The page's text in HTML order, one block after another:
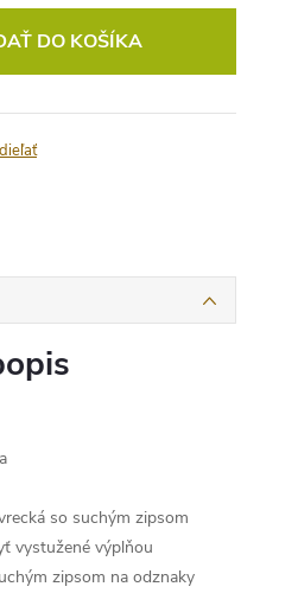
DO KOŠÍKA
so suchým zipsom
vystužené výplňou
zipsom na odznaky